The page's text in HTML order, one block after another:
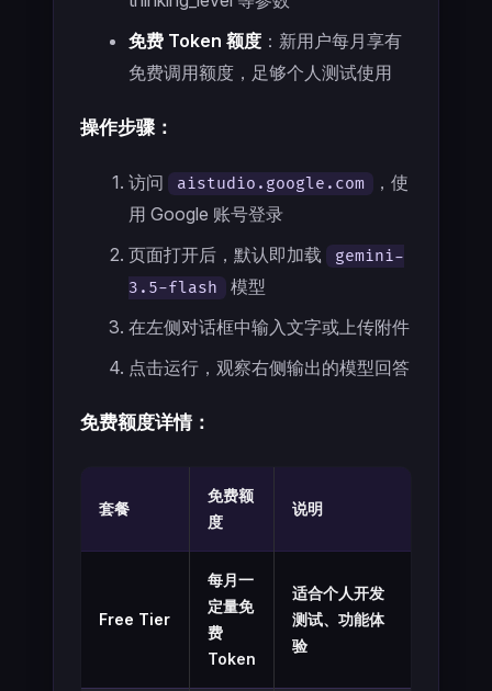
免费 Token 额度 ：新用户每月享有
免费调用额度，足够个人测试使用
操作步骤：
访问 aistudio.google.com
，使
用 Google 账号登录
页面打开后，默认即加载
gemini-
3.5-flash
模型
在左侧对话框中输入文字或上传附件
点击运行，观察右侧输出的模型回答
免费额度详情：
套餐
免费额
度
说明
Free Tier
每月一
定量免
费
Token
适合个人开发
测试、功能体
验